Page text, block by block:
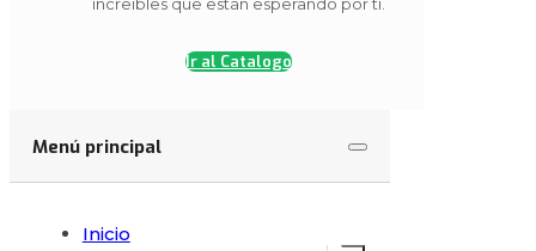
increíbles que están esperando por ti.
Ir al Catalogo
Finalizar cotización
Menú principal
Inicio